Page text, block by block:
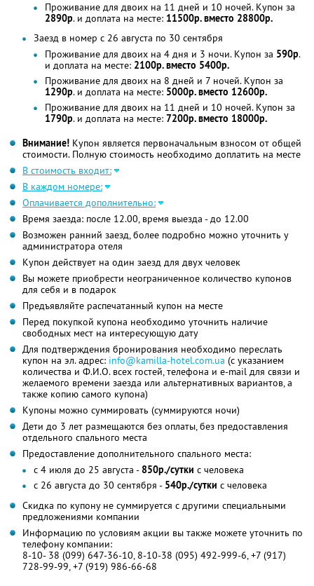
Проживание для двоих на 11 дней и 10 ночей. Купон за
2890р. и доплата на месте: 11500р. вместо 28800р.
Заезд в номер с 26 августа по 30 сентября
Проживание для двоих на 4 дня и 3 ночи. Купон за 590р.
и доплата на месте: 2100р. вместо 5400р.
Проживание для двоих на 8 дней и 7 ночей. Купон за
1290р. и доплата на месте: 5000р. вместо 12600р.
Проживание для двоих на 11 дней и 10 ночей. Купон за
1790р. и доплата на месте: 7200р. вместо 18000р.
Внимание! Купон является первоначальным взносом от общей
стоимости. Полную стоимость необходимо доплатить на месте
В стоимость входит:
В каждом номере:
Оплачивается дополнительно:
Время заезда: после 12.00, время выезда - до 12.00
Возможен ранний заезд, более подробно можно уточнить у
администратора отеля
Купон действует на один заезд для двух человек
Вы можете приобрести неограниченное количество купонов
для себя и в подарок
Предъявляйте распечатанный купон на месте
Перед покупкой купона необходимо уточнить наличие
свободных мест на интересующую дату
Для подтверждения бронирования необходимо переслать
купон на эл. адрес: info@kamilla-hotel.com.ua (с указанием
количества и Ф.И.О. всех гостей, телефона и e-mail для связи и
желаемого времени заезда или альтернативных вариантов, а
также копию самого купона)
Купоны можно суммировать (суммируются ночи)
Дети до 3 лет размещаются без оплаты, без предоставления
отдельного спального места
Предоставление дополнительного спального места:
с 4 июля до 25 августа - 850р./сутки с человека
с 26 августа до 30 сентября - 540р./сутки с человека
Скидка по купону не суммируется с другими специальными
предложениями компании
Информацию по условиям акции вы также можете уточнить по
телефону компании:
8-10- 38 (099) 647-36-10, 8-10-38 (095) 492-999-6, +7 (917)
728-99-99, +7 (919) 986-66-68